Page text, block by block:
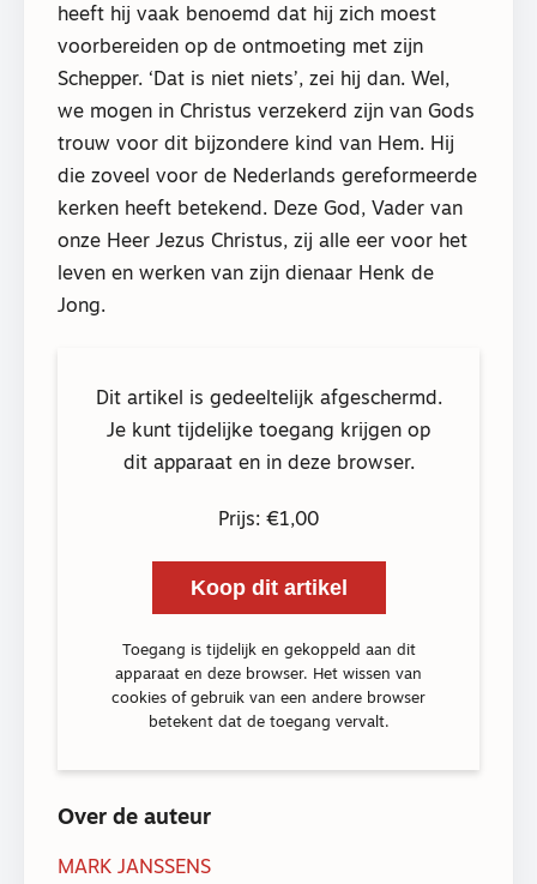
heeft hij vaak benoemd dat hij zich moest
voorbereiden op de ontmoeting met zijn
Schepper. ‘Dat is niet niets’, zei hij dan. Wel,
we mogen in Christus verzekerd zijn van Gods
trouw voor dit bijzondere kind van Hem. Hij
die zoveel voor de Nederlands gereformeerde
kerken heeft betekend. Deze God, Vader van
onze Heer Jezus Christus, zij alle eer voor het
leven en werken van zijn dienaar Henk de
Jong.
Dit artikel is gedeeltelijk afgeschermd.
Je kunt tijdelijke toegang krijgen op
dit apparaat en in deze browser.
Prijs: €1,00
Koop dit artikel
Toegang is tijdelijk en gekoppeld aan dit
apparaat en deze browser. Het wissen van
cookies of gebruik van een andere browser
betekent dat de toegang vervalt.
Over de auteur
MARK JANSSENS